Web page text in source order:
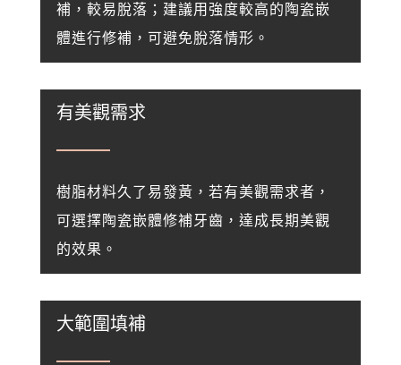
補，較易脫落； 建議用強度較高的陶瓷嵌
體進行修補，可避免脫落情形。
有美觀需求
樹脂材料久了易發黃，若有美觀需求者，
可選擇陶瓷嵌體修補牙齒，達成長期美觀
的效果。
大範圍填補